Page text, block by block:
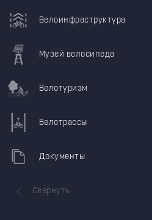
Велоинфраструктура
Музей велосипеда
Велотуризм
Велотрассы
Документы
Свернуть